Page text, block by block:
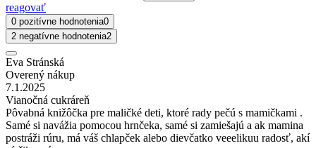
reagovať
0 pozitívne hodnotenia0
2 negatívne hodnotenia2
Eva Stránská
Overený nákup
7.1.2025
Vianočná cukráreň
Pôvabná knižôčka pre maličké deti, ktoré rady pečú s mamičkami .
Samé si navážia pomocou hrnčeka, samé si zamiešajú a ak mamina
postráži rúru, má váš chlapček alebo dievčatko veeelikuu radosť, akí